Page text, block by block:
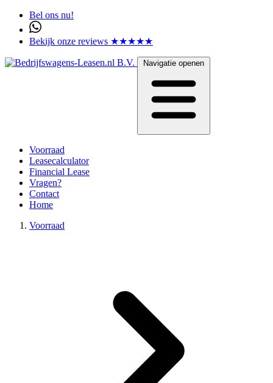
Bel ons nu!
Bekijk onze reviews ★★★★★
Navigatie openen
Voorraad
Leasecalculator
Financial Lease
Vragen?
Contact
Home
Voorraad